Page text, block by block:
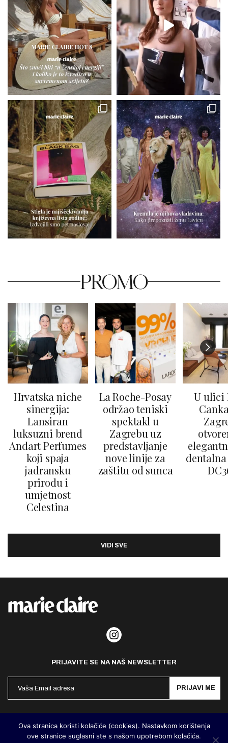
PROMO
Hrvatska niche
sinergija:
Lansiran
luksuzni brend
Andart Perfumes
koji spaja
jadransku
prirodu i
umjetnost
Celestina
La Roche-Posay
održao teniski
spektakl u
Zagrebu uz
predstavljanje
nove linije za
zaštitu od sunca
U ulici
VIDI SVE
PRIJAVITE SE NA NAŠ NEWSLETTER
PRIJAVI ME
Ova stranica koristi kolačiće (cookies). Nastavkom korištenja
ove stranice suglasni ste s našom upotrebom kolačića.